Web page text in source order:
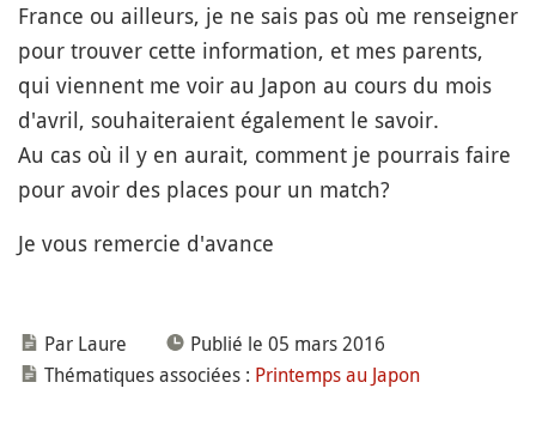
France ou ailleurs, je ne sais pas où me renseigner
pour trouver cette information, et mes parents,
qui viennent me voir au Japon au cours du mois
d'avril, souhaiteraient également le savoir.
Au cas où il y en aurait, comment je pourrais faire
pour avoir des places pour un match?
Je vous remercie d'avance
Par Laure
Publié le 05 mars 2016
Thématiques associées : Printemps au Japon